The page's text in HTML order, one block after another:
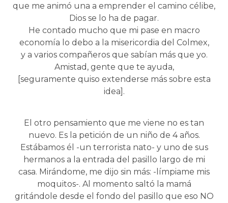
que me animó una a emprender el camino célibe,
Dios se lo ha de pagar.
He contado mucho que mi pase en macro
economía lo debo a la misericordia del Colmex,
y a varios compañeros que sabían más que yo.
Amistad, gente que te ayuda,
[seguramente quiso extenderse más sobre esta
idea].
El otro pensamiento que me viene no es tan
nuevo. Es la petición de un niño de 4 años.
Estábamos él -un terrorista nato- y uno de sus
hermanos a la entrada del pasillo largo de mi
casa. Mirándome, me dijo sin más: -límpiame mis
moquitos-. Al momento saltó la mamá
gritándole desde el fondo del pasillo que eso NO